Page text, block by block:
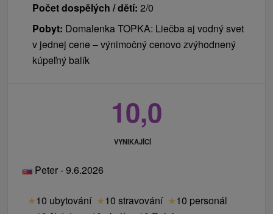
Počet dospělých / dětí: 2/0
Pobyt: Domalenka TOPKA: Liečba aj vodný svet
v jednej cene – výnimočný cenovo zvýhodnený
kúpeľný balík
10,0
VYNIKAJÍCÍ
Peter - 9.6.2026
★10 ubytování ★10 stravování ★10 personál